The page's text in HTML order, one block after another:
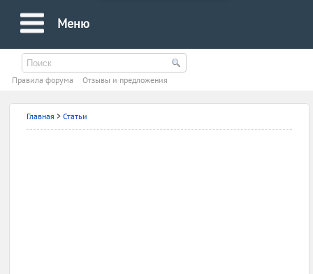
Меню
Правила форума Oтзывы и предложения
Главная>Статьи